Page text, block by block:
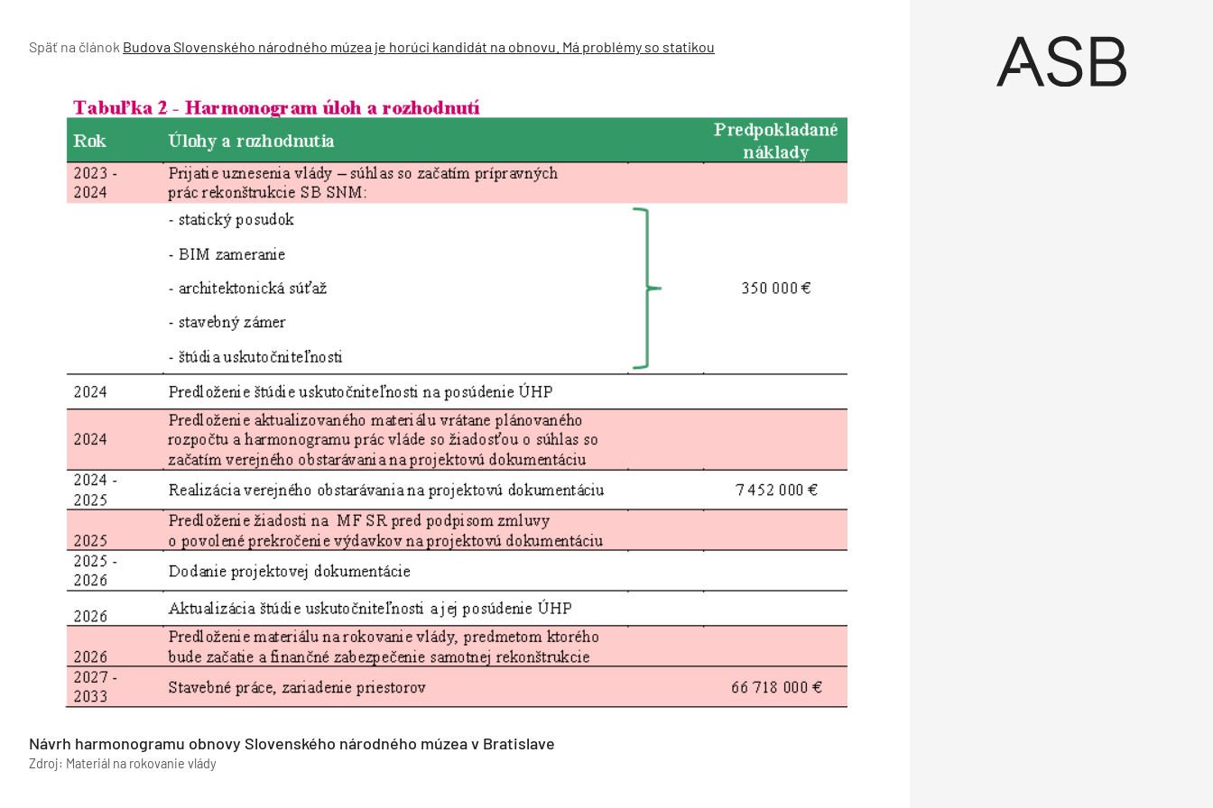
Späť na článok Budova Slovenského národného múzea je horúci kandidát na obnovu. Má problémy so statikou
Návrh harmonogramu obnovy Slovenského národného múzea v Bratislave
Zdroj: Materiál na rokovanie vlády